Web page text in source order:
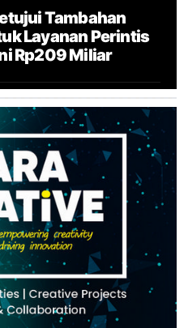
Tambahan
Layanan Perintis
Rp209 Miliar